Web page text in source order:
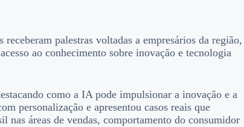
palestras voltadas a empresários da região,
ao conhecimento sobre inovação e tecnologia
como a IA pode impulsionar a inovação e a
personalização e apresentou casos reais que
nas áreas de vendas, comportamento do consumidor